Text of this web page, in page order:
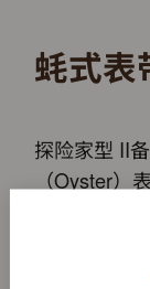
蚝式表
探险家型 II
（Oyster）
的易调链节
毫米，在任